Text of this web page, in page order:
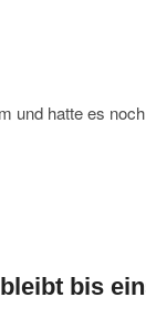
und hatte es
bis